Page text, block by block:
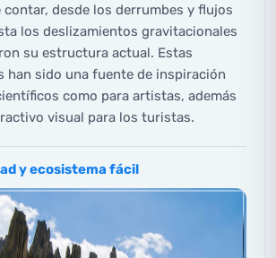
desde los derrumbes y flujos
los deslizamientos gravitacionales
su estructura actual. Estas
han sido una fuente de inspiración
como para artistas, además
visual para los turistas.
y ecosistema fácil